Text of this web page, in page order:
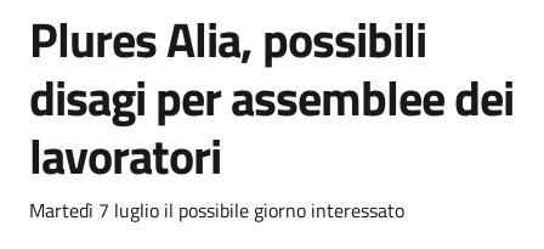
Plures Alia, possibili
disagi per assemblee dei
lavoratori
Dettagli
Descrizione breve
Martedì 7 luglio il possibile giorno interessato